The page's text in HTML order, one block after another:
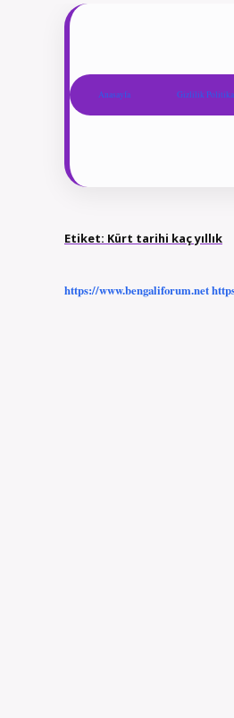
Anasayfa Gizlilik
Etiket: Kürt tarihi kaç yıllık
https://www.bengaliforum.net